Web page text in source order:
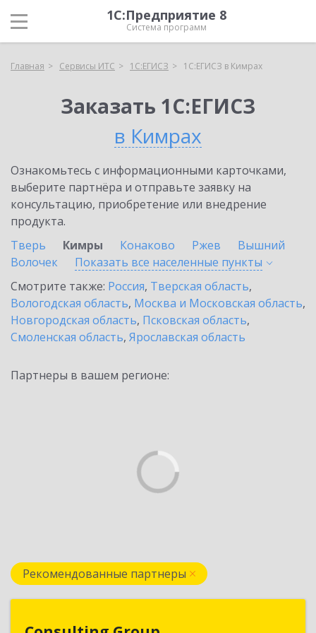
1С:Предприятие 8
Система программ
Главная Сервисы ИТС 1С:ЕГИСЗ 1С:ЕГИСЗ в Кимрах
Заказать 1С:ЕГИСЗ
в Кимрах
Ознакомьтесь с информационными карточками,
выберите партнёра и отправьте заявку на
консультацию, приобретение или внедрение
продукта.
Тверь
Кимры Конаково Ржев
Вышний
Волочек
Показать все населенные пункты
Смотрите также: Россия, Тверская область,
Вологодская область, Москва и Московская область,
Новгородская область, Псковская область,
Смоленская область, Ярославская область
Партнеры в вашем регионе:
Рекомендованные партнеры